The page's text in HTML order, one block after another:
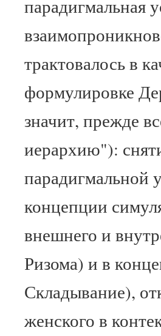
парадигмальная
трактовалось в
формулировке
значит, прежде
иерархию"):
парадигмальной
концепции
внешнего и
Ризома) и в
Складывание),
женского в